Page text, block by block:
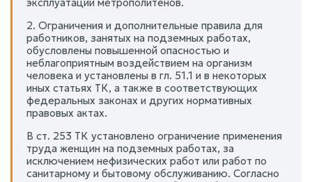
2. Ограничения и дополнительные правила для
работников, занятых на подземных работах,
обусловлены повышенной опасностью и
неблагоприятным воздействием на организм
человека и установлены в гл. 51.1 и в некоторых
иных статьях ТК, а также в соответствующих
федеральных законах и других нормативных
правовых актах.
В ст. 253 ТК установлено ограничение применения
труда женщин на подземных работах, за
исключением нефизических работ или работ по
санитарному и бытовому обслуживанию. Согласно